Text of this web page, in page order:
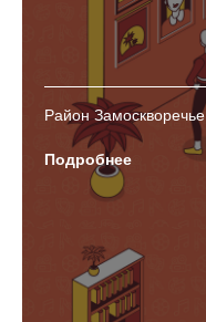
Район Замоскворечье
Подробнее